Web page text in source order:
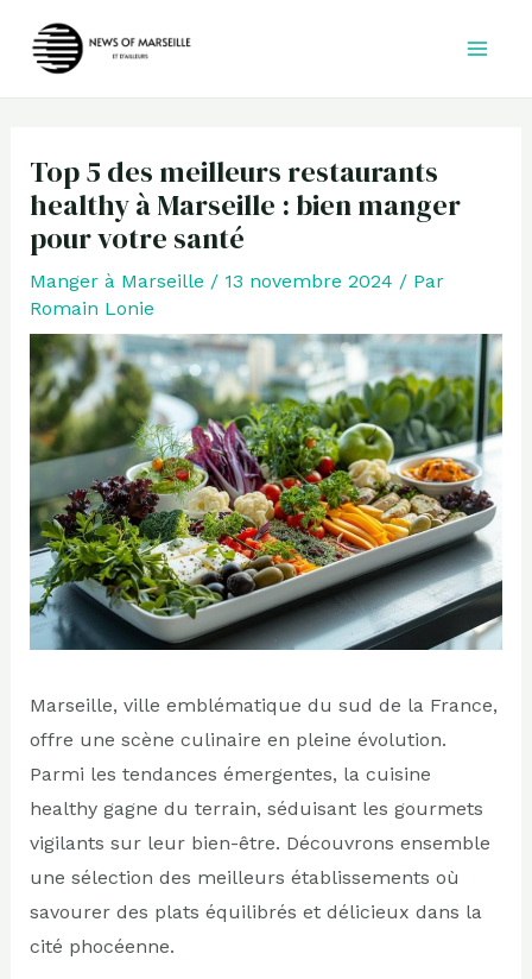
Top 5 des meilleurs restaurants
healthy à Marseille : bien manger
pour votre santé
Manger à Marseille / 13 novembre 2024 / Par
Romain Lonie
Marseille, ville emblématique du sud de la France,
offre une scène culinaire en pleine évolution.
Parmi les tendances émergentes, la cuisine
healthy gagne du terrain, séduisant les gourmets
vigilants sur leur bien-être. Découvrons ensemble
une sélection des meilleurs établissements où
savourer des plats équilibrés et délicieux dans la
cité phocéenne.